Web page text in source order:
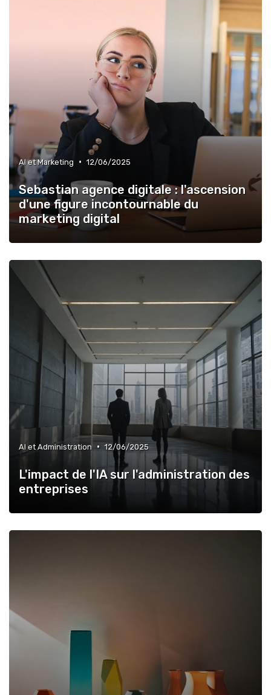
AI et Marketing • 12/06/2025
Sebastian agence digitale : l'ascension
d'une figure incontournable du
marketing digital
AI et Administration • 12/06/2025
L'impact de l'IA sur l'administration des
entreprises